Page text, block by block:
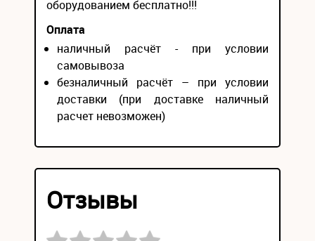
оборудованием бесплатно!!!
Оплата
наличный расчёт - при условии
самовывоза
безналичный расчёт – при условии
доставки (при доставке наличный
расчет невозможен)
Отзывы